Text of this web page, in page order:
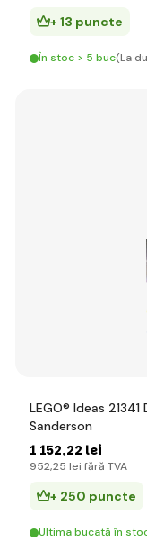
+ 13 puncte
În stoc > 5 buc(La
LEGO® Ideas
Sanderson
1 152,22 lei
952,25 lei fără TVA
+ 250 puncte
Ultima bucată în